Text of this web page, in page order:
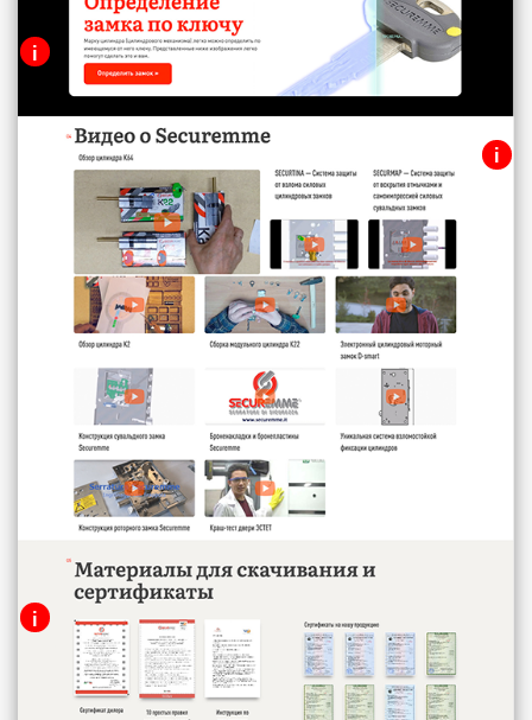
i
Баннер
Текстовый блок с описанием.
i
Текстовые материалы для
ознакомления
i
Видео
Несколько видео, которые
рассказывают об особенностях
продукции Securemme.